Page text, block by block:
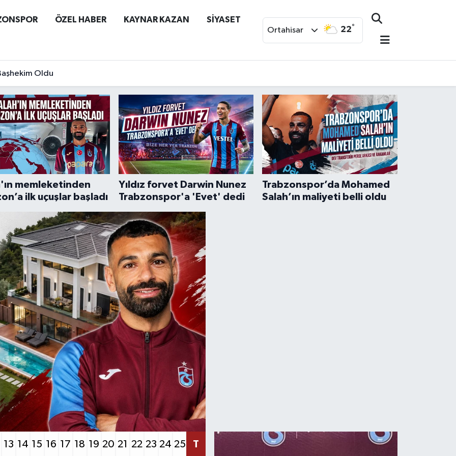
ÖZEL HABER KAYNAR KAZAN SİYASET
Ortahisar 22°
Oldu
memleketinden
ilk uçuşlar başladı
Yıldız forvet Darwin Nunez
Trabzonspor'a 'Evet' dedi
Trabzonspor’da Mohamed
Salah’ın maliyeti belli oldu
13 14 15 16 17 18 19 20 21 22 23 24 25 T